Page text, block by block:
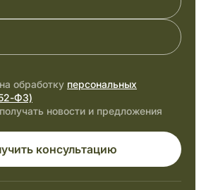
обработку персональных
ФЗ)
новости и предложения
консультацию